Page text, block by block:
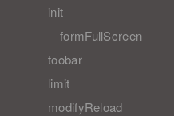
init
formFullScreen
toobar
limit
modifyReload